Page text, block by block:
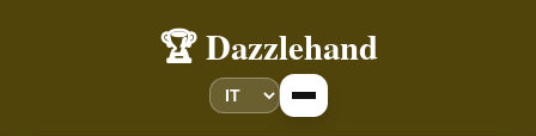
🏆 Dazzlehand